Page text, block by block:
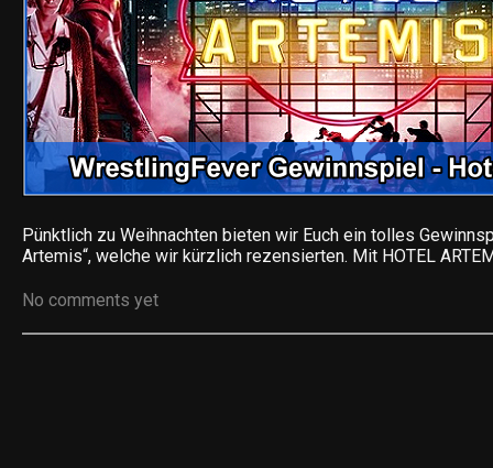
Pünktlich zu Weihnachten bieten wir Euch ein tolles
Artemis“, welche wir kürzlich rezensierten. Mit HOTEL
No comments yet